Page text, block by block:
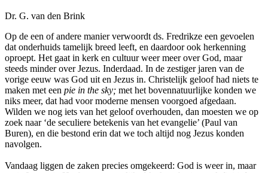
Dr. G. van den Brink
Op de een of andere manier verwoordt ds. Fredrikze een gevoelen
dat onderhuids tamelijk breed leeft, en daardoor ook herkenning
oproept. Het gaat in kerk en cultuur weer meer over God, maar
steeds minder over Jezus. Inderdaad. In de zestiger jaren van de
vorige eeuw was God uit en Jezus in. Christelijk geloof had niets te
maken met een pie in the sky; met het bovennatuurlijke konden we
niks meer, dat had voor moderne mensen voorgoed afgedaan.
Wilden we nog iets van het geloof overhouden, dan moesten we op
zoek naar ‘de seculiere betekenis van het evangelie’ (Paul van
Buren), en die bestond erin dat we toch altijd nog Jezus konden
navolgen.
Vandaag liggen de zaken precies omgekeerd: God is weer in, maar